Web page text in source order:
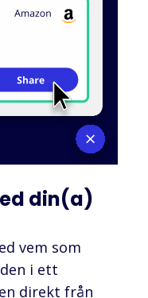
din(a)
vem som
i ett
direkt från